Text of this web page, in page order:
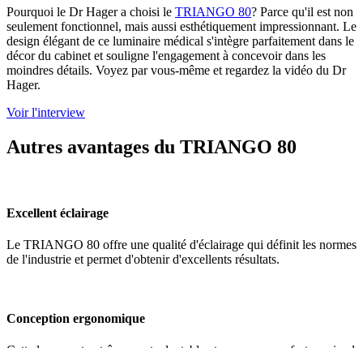
Pourquoi le Dr Hager a choisi le TRIANGO 80? Parce qu'il est non
seulement fonctionnel, mais aussi esthétiquement impressionnant. Le
design élégant de ce luminaire médical s'intègre parfaitement dans le
décor du cabinet et souligne l'engagement à concevoir dans les
moindres détails. Voyez par vous-même et regardez la vidéo du Dr
Hager.
Voir l'interview
Autres avantages du TRIANGO 80
Excellent éclairage
Le TRIANGO 80 offre une qualité d'éclairage qui définit les normes
de l'industrie et permet d'obtenir d'excellents résultats.
Conception ergonomique